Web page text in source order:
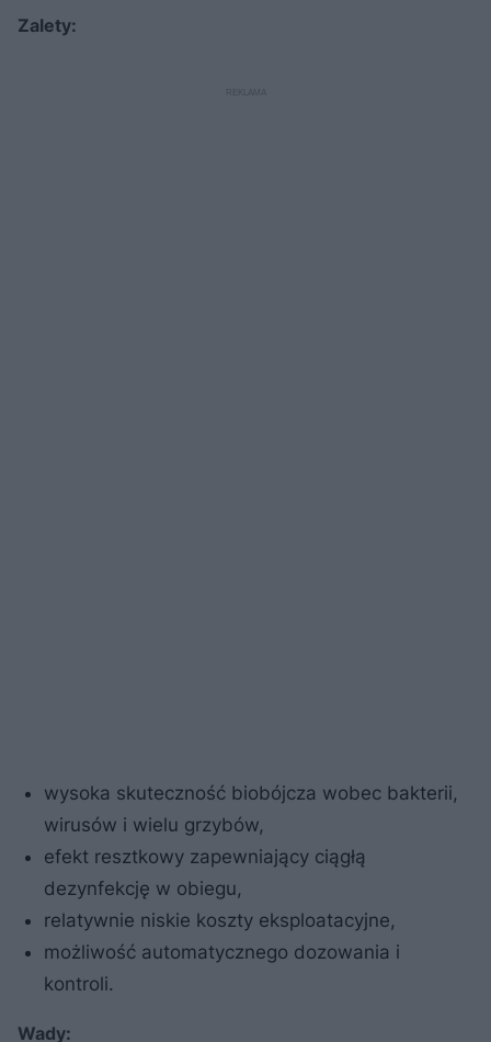
Zalety:
wysoka skuteczność biobójcza wobec bakterii,
wirusów i wielu grzybów,
efekt resztkowy zapewniający ciągłą
dezynfekcję w obiegu,
relatywnie niskie koszty eksploatacyjne,
możliwość automatycznego dozowania i
kontroli.
Wady: